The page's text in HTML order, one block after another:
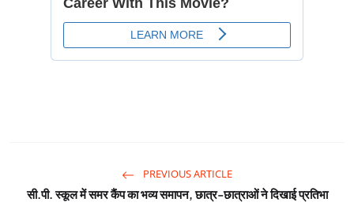
PREVIOUS ARTICLE
सी.पी. स्कूल में समर कैंप का भव्य समापन, छात्र-छात्राओं ने दिखाई प्रतिभा